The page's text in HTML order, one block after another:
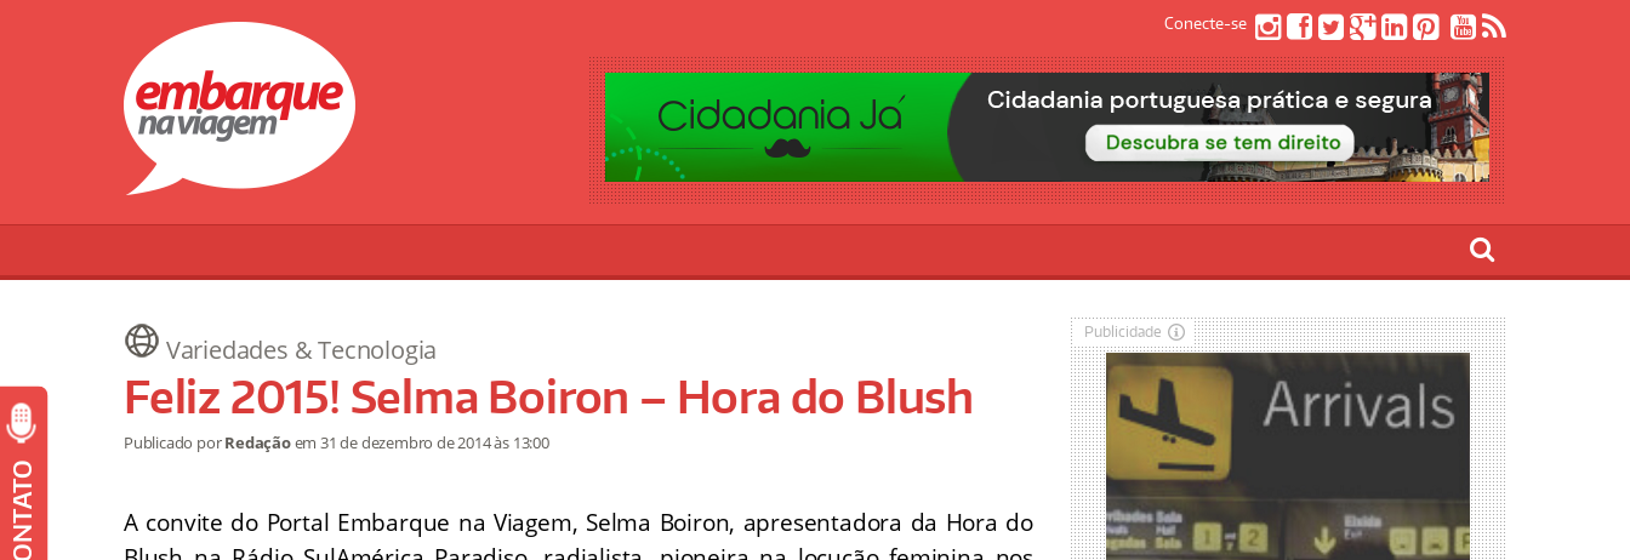
Conecte-se
Variedades & Tecnologia
Feliz 2015! Selma Boiron – Hora do Blush
Publicado porRedaçãoem31 de dezembro de 2014às 13:00
A convite do Portal Embarque na Viagem, Selma Boiron, apresentadora da Hora do
Publicidade
CONTATO